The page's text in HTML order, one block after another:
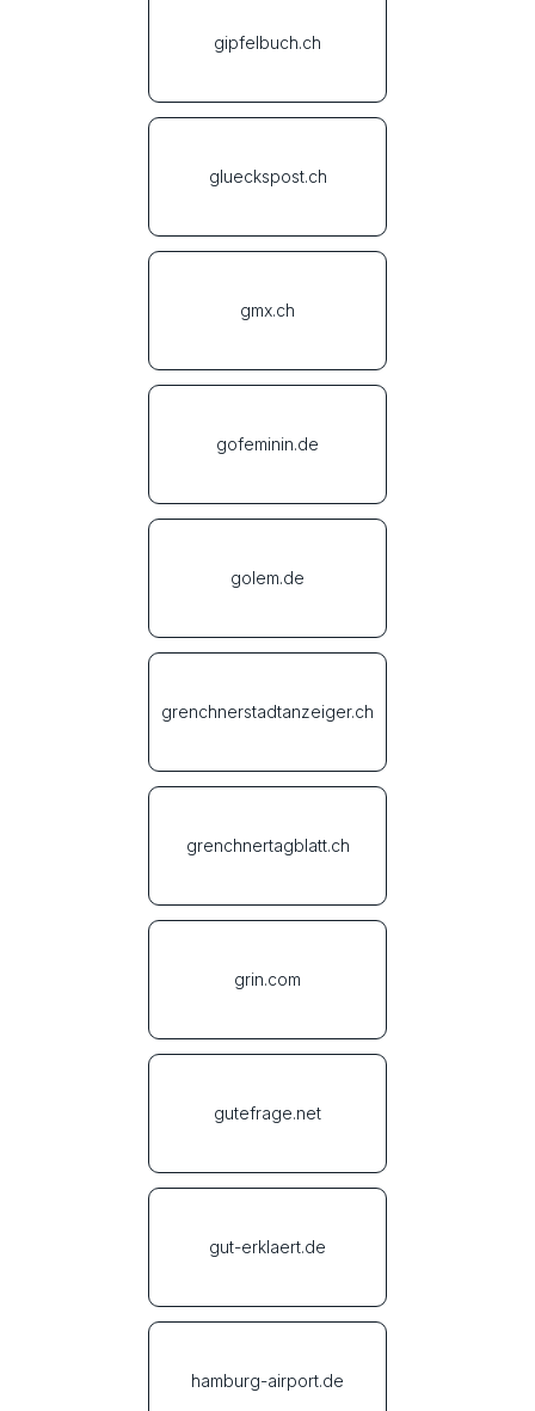
gipfelbuch.ch
glueckspost.ch
gmx.ch
gofeminin.de
golem.de
grenchnerstadtanzeiger.ch
grenchnertagblatt.ch
grin.com
gutefrage.net
gut-erklaert.de
hamburg-airport.de